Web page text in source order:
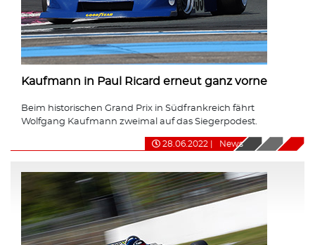
Kaufmann in Paul Ricard erneut ganz vorne
Beim historischen Grand Prix in Südfrankreich fährt
Wolfgang Kaufmann zweimal auf das Siegerpodest.
28.06.2022 News